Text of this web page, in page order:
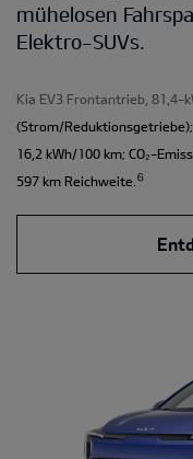
mühelosen
Elektro-SUVs.
Kia EV3 Frontantrieb, 81,4-
(Strom/
16,2 kWh/100 km; CO₂-
597 km Reichweite. ⁶